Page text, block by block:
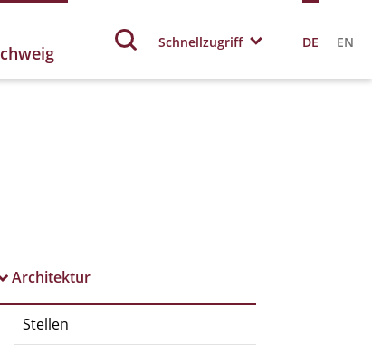
Schnellzugriff DE EN
Architektur
Stellen